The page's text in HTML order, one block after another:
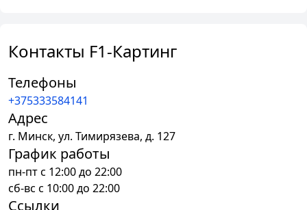
Контакты F1-Картинг
Телефоны
+375333584141
Адрес
г. Минск, ул. Тимирязева, д. 127
График работы
пн-пт с 12:00 до 22:00
сб-вс с 10:00 до 22:00
Ссылки